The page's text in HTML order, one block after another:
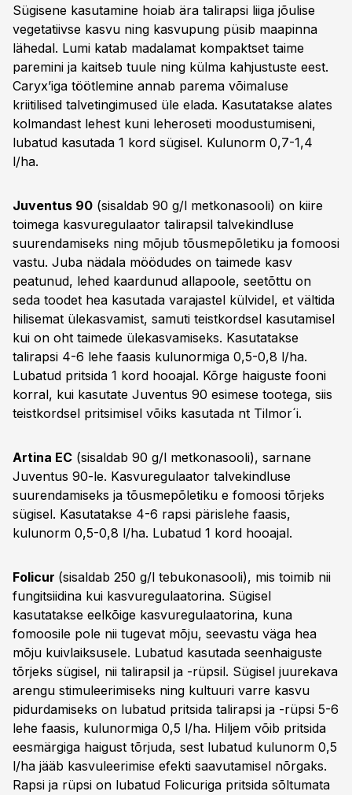
Sügisene kasutamine hoiab ära talirapsi liiga jõulise
vegetatiivse kasvu ning kasvupung püsib maapinna
lähedal. Lumi katab madalamat kompaktset taime
paremini ja kaitseb tuule ning külma kahjustuste eest.
Caryx’iga töötlemine annab parema võimaluse
kriitilised talvetingimused üle elada. Kasutatakse alates
kolmandast lehest kuni leheroseti moodustumiseni,
lubatud kasutada 1 kord sügisel. Kulunorm 0,7-1,4
l/ha.
Juventus 90 (sisaldab 90 g/l metkonasooli) on kiire
toimega kasvuregulaator talirapsil talvekindluse
suurendamiseks ning mõjub tõusmepõletiku ja fomoosi
vastu. Juba nädala möödudes on taimede kasv
peatunud, lehed kaardunud allapoole, seetõttu on
seda toodet hea kasutada varajastel külvidel, et vältida
hilisemat ülekasvamist, samuti teistkordsel kasutamisel
kui on oht taimede ülekasvamiseks. Kasutatakse
talirapsi 4-6 lehe faasis kulunormiga 0,5-0,8 l/ha.
Lubatud pritsida 1 kord hooajal. Kõrge haiguste fooni
korral, kui kasutate Juventus 90 esimese tootega, siis
teistkordsel pritsimisel võiks kasutada nt Tilmor´i.
Artina EC (sisaldab 90 g/l metkonasooli), sarnane
Juventus 90-le. Kasvuregulaator talvekindluse
suurendamiseks ja tõusmepõletiku e fomoosi tõrjeks
sügisel. Kasutatakse 4-6 rapsi pärislehe faasis,
kulunorm 0,5-0,8 l/ha. Lubatud 1 kord hooajal.
Folicur (sisaldab 250 g/l tebukonasooli), mis toimib nii
fungitsiidina kui kasvuregulaatorina. Sügisel
kasutatakse eelkõige kasvuregulaatorina, kuna
fomoosile pole nii tugevat mõju, seevastu väga hea
mõju kuivlaiksusele. Lubatud kasutada seenhaiguste
tõrjeks sügisel, nii talirapsil ja -rüpsil. Sügisel juurekava
arengu stimuleerimiseks ning kultuuri varre kasvu
pidurdamiseks on lubatud pritsida talirapsi ja -rüpsi 5-6
lehe faasis, kulunormiga 0,5 l/ha. Hiljem võib pritsida
eesmärgiga haigust tõrjuda, sest lubatud kulunorm 0,5
l/ha jääb kasvuleerimise efekti saavutamisel nõrgaks.
Rapsi ja rüpsi on lubatud Folicuriga pritsida sõltumata